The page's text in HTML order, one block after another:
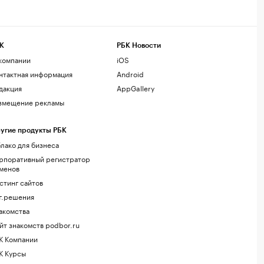
информация
рекламы
продукты РБК
для бизнеса
регистратор
сайтов
знакомств podbor.ru
Компании
Курсы
РБК Новости
iOS
Android
AppGallery